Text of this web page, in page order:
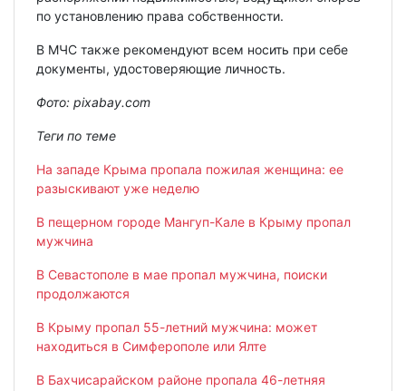
по установлению права собственности.
В МЧС также рекомендуют всем носить при себе
документы, удостоверяющие личность.
Фото: pixabay.com
Теги по теме
На западе Крыма пропала пожилая женщина: ее
разыскивают уже неделю
В пещерном городе Мангуп-Кале в Крыму пропал
мужчина
В Севастополе в мае пропал мужчина, поиски
продолжаются
В Крыму пропал 55-летний мужчина: может
находиться в Симферополе или Ялте
В Бахчисарайском районе пропала 46-летняя